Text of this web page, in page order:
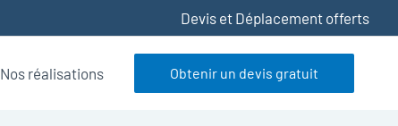
Devis et Déplacement offerts
Nos réalisations Obtenir un devis gratuit